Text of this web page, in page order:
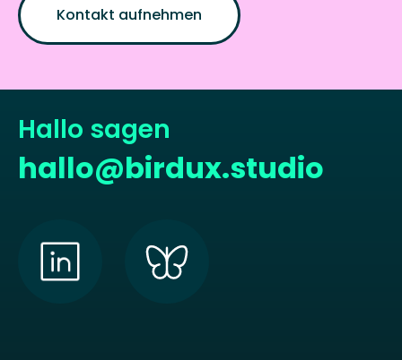
Kontakt aufnehmen
Hallo sagen
hallo@birdux.studio